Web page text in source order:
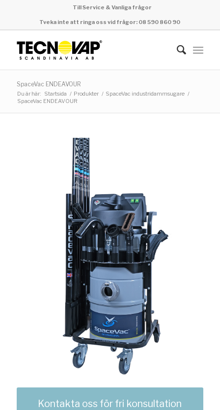
Till Service & Vanliga frågor
Tveka inte att ringa oss vid frågor: 08 590 860 90
SpaceVac ENDEAVOUR
Du är här: Startsida / Produkter / SpaceVac industridammsugare /
SpaceVac ENDEAVOUR
Kontakta oss för fri konsultation